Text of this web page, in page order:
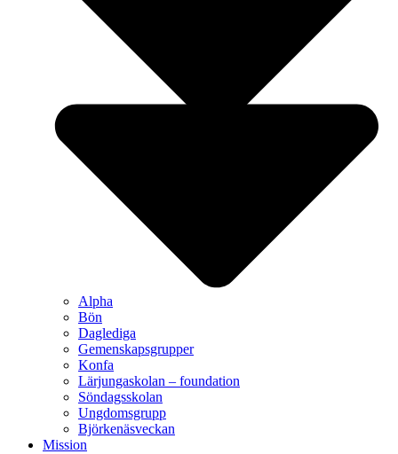
Alpha
Bön
Daglediga
Gemenskapsgrupper
Konfa
Lärjungaskolan – foundation
Söndagsskolan
Ungdomsgrupp
Björkenäsveckan
Mission